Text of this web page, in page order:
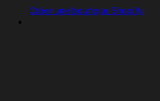
Créer une boutique Shopify